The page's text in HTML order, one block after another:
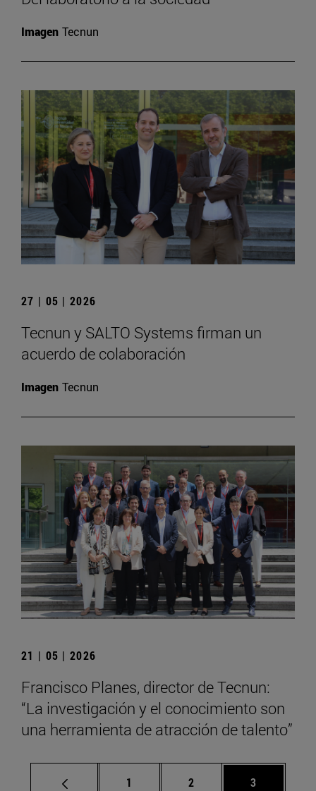
Imagen Tecnun
27 | 05 | 2026
Tecnun y SALTO Systems firman un
acuerdo de colaboración
Imagen Tecnun
21 | 05 | 2026
Francisco Planes, director de Tecnun:
“La investigación y el conocimiento son
una herramienta de atracción de talento”
Página
1 Página
2 Página
3